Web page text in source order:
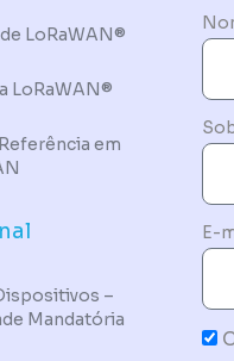
LoRaWAN®
LoRaWAN®
em
–
Mandatória
E-